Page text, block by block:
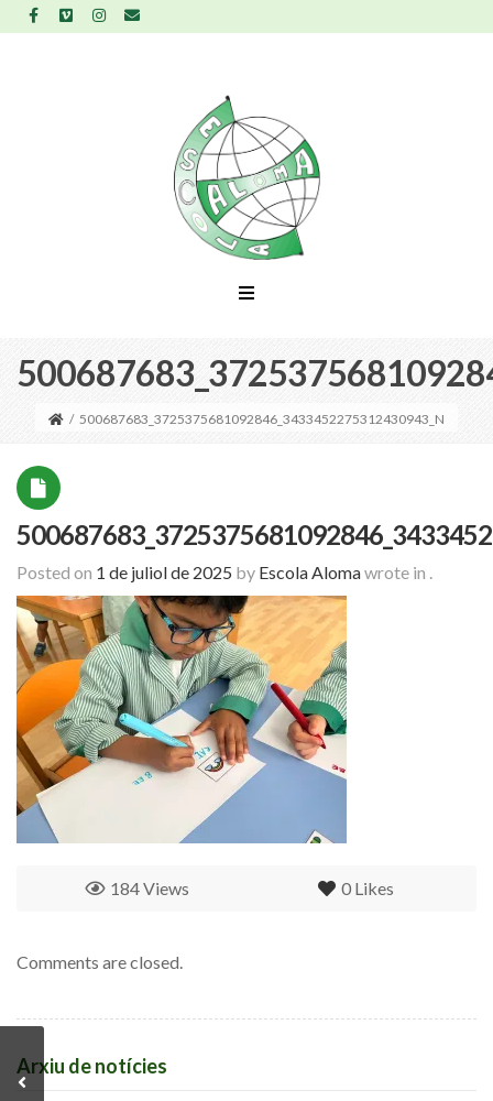
/ 500687683_3725375681092846_3433452275312430943_N
Posted on 1 de juliol de 2025 by Escola Alomawrote in .
0 Likes
184 Views
Comments are closed.
Arxiu de notícies